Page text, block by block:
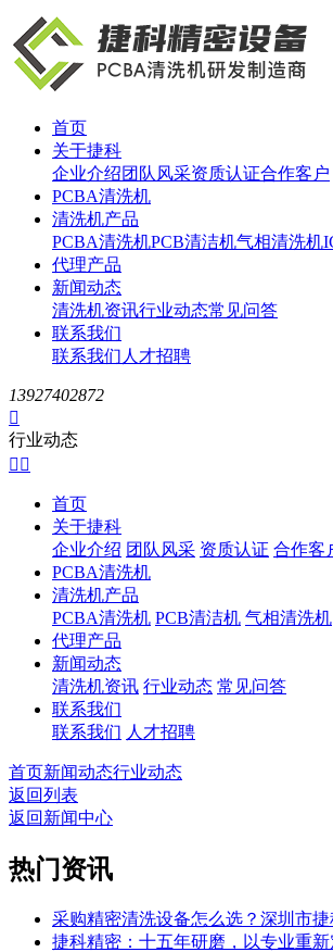
首页
关于捷科
企业介绍团队风采资质认证合作客户
PCBA清洗机
清洗机产品
PCBA清洗机PCB清洁机气相清洗机
代理产品
新闻动态
清洗机资讯行业动态常见问答
联系我们
联系我们 人才招聘
13927402872

行业动态
 
首页
关于捷科
企业介绍 团队风采 资质认证 合作客
PCBA清洗机
清洗机产品
PCBA清洗机 PCB清洁机 气相清洗机
代理产品
新闻动态
清洗机资讯 行业动态 常见问答
联系我们
联系我们 人才招聘
首页新闻动态行业动态
返回列表
返回新闻中心
热门资讯
采购精密清洗设备怎么选？深圳市
捷科精密：十五年研磨，以专业重